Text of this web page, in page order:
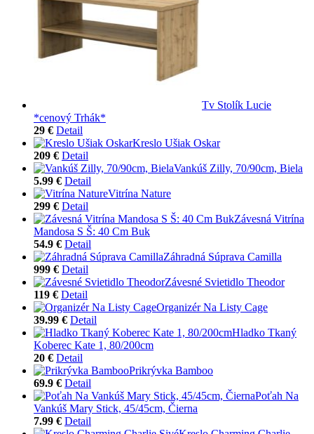
Tv Stolík Lucie
*cenový Trhák*
29 € Detail
Kreslo Ušiak Oskar
209 € Detail
Vankúš Zilly, 70/90cm, Biela
5.99 € Detail
Vitrína Nature
299 € Detail
Závesná Vitrína
Mandosa S Š: 40 Cm Buk
54.9 € Detail
Záhradná Súprava Camilla
999 € Detail
Závesné Svietidlo Theodor
119 € Detail
Organizér Na Listy Cage
39.99 € Detail
Hladko Tkaný
Koberec Kate 1, 80/200cm
20 € Detail
Prikrývka Bamboo
69.9 € Detail
Poťah Na
Vankúš Mary Stick, 45/45cm, Čierna
7.99 € Detail